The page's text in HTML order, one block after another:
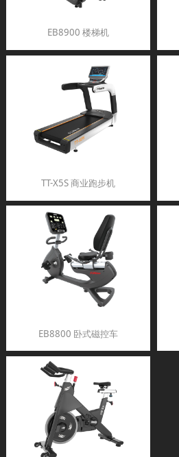
EB8900 楼梯机
TT-X5S 商业跑步机
EB8800 卧式磁控车